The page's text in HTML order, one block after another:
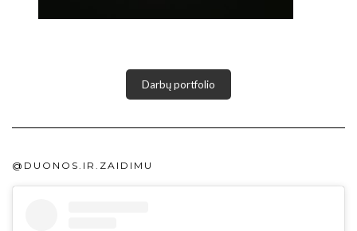
Darbų portfolio
@DUONOS.IR.ZAIDIMU